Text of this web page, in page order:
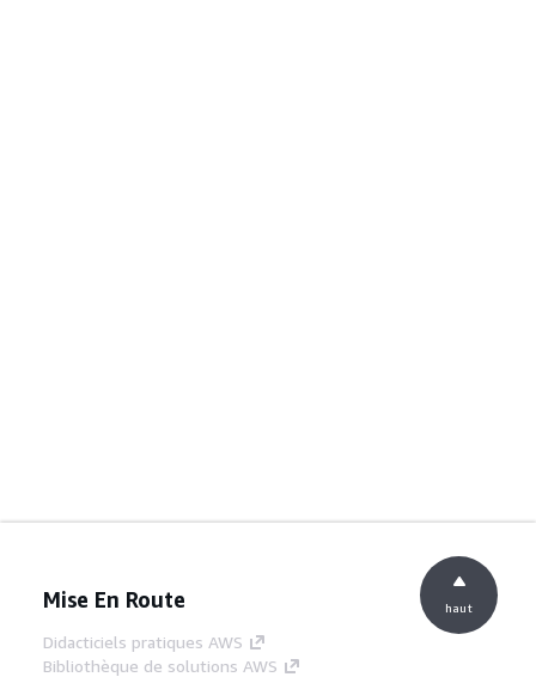
Mise En Route
Didacticiels pratiques AWS
Bibliothèque de solutions AWS
haut